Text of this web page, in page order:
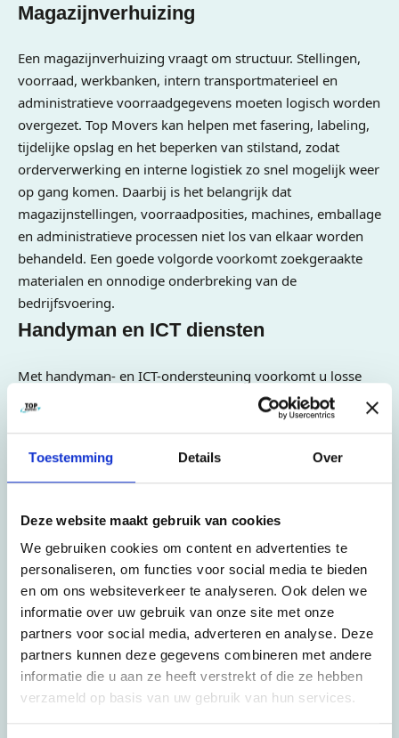
Toestemming Details Over
Deze website maakt gebruik van cookies
We gebruiken cookies om content en advertenties te
personaliseren, om functies voor social media te bieden
en om ons websiteverkeer te analyseren. Ook delen we
informatie over uw gebruik van onze site met onze
partners voor social media, adverteren en analyse. Deze
partners kunnen deze gegevens combineren met andere
informatie die u aan ze heeft verstrekt of die ze hebben
verzameld op basis van uw gebruik van hun services.
Magazijnverhuizing
Een magazijnverhuizing vraagt om structuur. Stellingen,
voorraad, werkbanken, intern transportmaterieel en
administratieve voorraadgegevens moeten logisch worden
overgezet. Top Movers kan helpen met fasering, labeling,
tijdelijke opslag en het beperken van stilstand, zodat
orderverwerking en interne logistiek zo snel mogelijk weer
op gang komen. Daarbij is het belangrijk dat
magazijnstellingen, voorraadposities, machines, emballage
en administratieve processen niet los van elkaar worden
behandeld. Een goede volgorde voorkomt zoekgeraakte
materialen en onnodige onderbreking van de
bedrijfsvoering.
Handyman en ICT diensten
Met handyman- en ICT-ondersteuning voorkomt u losse
eindjes na de verhuisdag. Top Movers kan helpen met
montage, kleine facilitaire werkzaamheden, het aansluiten
opleveren van oude en nieuwe ruimten. Daardoor staat de
organisatie sneller weer klaar voor gebruik. Juist deze
verplaatsen en echt operationeel opleveren. Uw
medewerkers kunnen daardoor sneller weer werken op
een nette, veilige en logisch ingerichte locatie.
Contact opnemen
Wilt u zakelijk verhuizen in Amersfoort? Neem contact op
met Top Movers voor een vrijblijvende inventarisatie.
Bespreek uw planning, aantal werkplekken, bijzondere